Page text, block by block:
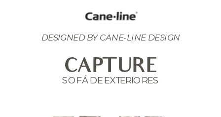
DESIGNED BY CANE-LINE DESIGN
CAPTURE
SOFÁ DE EXTERIORES